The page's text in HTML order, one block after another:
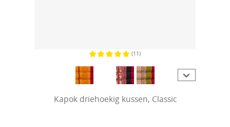
(11)
Kapok driehoekig kussen, Classic